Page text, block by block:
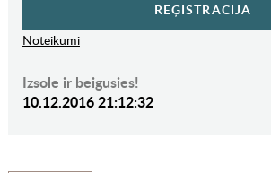
REĢISTRĀCIJA
Noteikumi
Izsole ir beigusies!
10.12.2016 21:12:32